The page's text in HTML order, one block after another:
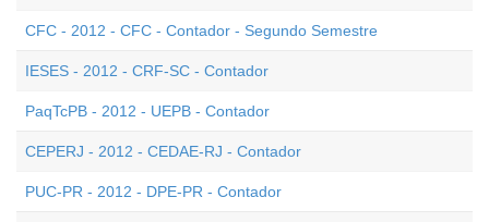
CFC - 2012 - CFC - Contador - Segundo Semestre
IESES - 2012 - CRF-SC - Contador
PaqTcPB - 2012 - UEPB - Contador
CEPERJ - 2012 - CEDAE-RJ - Contador
PUC-PR - 2012 - DPE-PR - Contador